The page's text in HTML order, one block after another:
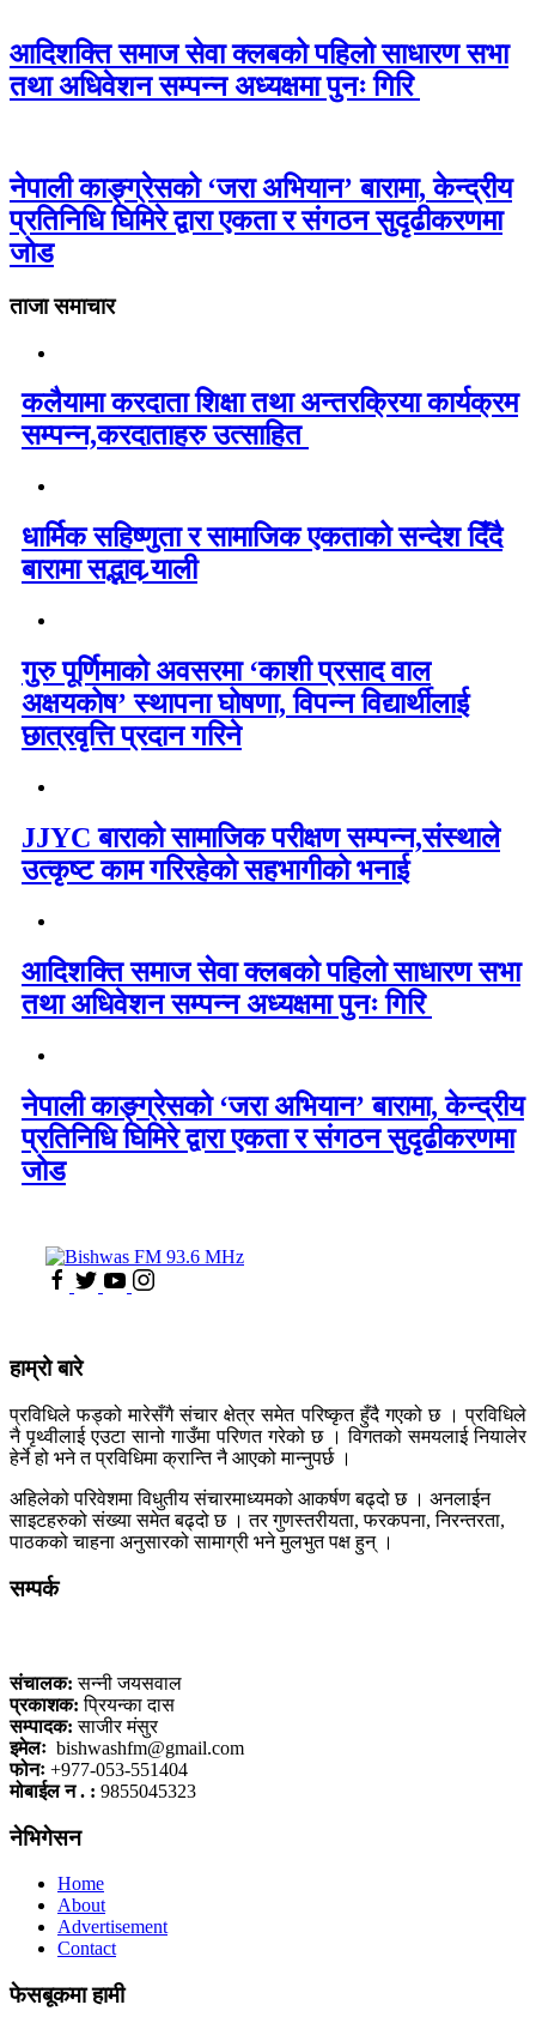
आदिशक्ति समाज सेवा क्लबको पहिलो साधारण सभा
तथा अधिवेशन सम्पन्न अध्यक्षमा पुनः गिरि
नेपाली काङ्ग्रेसको ‘जरा अभियान’ बारामा, केन्द्रीय
प्रतिनिधि घिमिरे द्वारा एकता र संगठन सुदृढीकरणमा
जोड
ताजा समाचार
कलैयामा करदाता शिक्षा तथा अन्तरक्रिया कार्यक्रम
सम्पन्न,करदाताहरु उत्साहित
धार्मिक सहिष्णुता र सामाजिक एकताको सन्देश दिँदै
बारामा सद्भाव र्‍याली
गुरु पूर्णिमाको अवसरमा ‘काशी प्रसाद वाल
अक्षयकोष’ स्थापना घोषणा, विपन्न विद्यार्थीलाई
छात्रवृत्ति प्रदान गरिने
JJYC बाराको सामाजिक परीक्षण सम्पन्न,संस्थाले
उत्कृष्ट काम गरिरहेको सहभागीको भनाई
आदिशक्ति समाज सेवा क्लबको पहिलो साधारण सभा
तथा अधिवेशन सम्पन्न अध्यक्षमा पुनः गिरि
नेपाली काङ्ग्रेसको ‘जरा अभियान’ बारामा, केन्द्रीय
प्रतिनिधि घिमिरे द्वारा एकता र संगठन सुदृढीकरणमा
जोड
हाम्रो बारे
प्रविधिले फड्को मारेसँगै संचार क्षेत्र समेत परिष्कृत हुँदै गएको छ । प्रविधिले
नै पृथ्वीलाई एउटा सानो गाउँमा परिणत गरेको छ । विगतको समयलाई नियालेर
हेर्ने हो भने त प्रविधिमा क्रान्ति नै आएको मान्नुपर्छ ।
अहिलेको परिवेशमा विधुतीय संचारमाध्यमको आकर्षण बढ्दो छ । अनलाईन
साइटहरुको संख्या समेत बढ्दो छ । तर गुणस्तरीयता, फरकपना, निरन्तरता,
पाठकको चाहना अनुसारको सामाग्री भने मुलभुत पक्ष हुन् ।
सम्पर्क
संचालक: सन्नी जयसवाल
प्रकाशक: प्रियन्का दास
सम्पादक: साजीर मंसुर
इमेलः bishwashfm@gmail.com
फोनः +977-053-551404
मोबाईल न . : 9855045323
नेभिगेसन
Home
About
Advertisement
Contact
फेसबूकमा हामी